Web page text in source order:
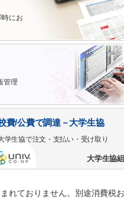
時にお
管理
費/公費で調達－大学生協
学生協で注文・支払い・受け取り
大学生協
ておりません。別途消費税